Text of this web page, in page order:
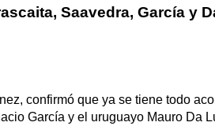
Saavedra, García y
confirmó que ya se tiene todo
García y el uruguayo Mauro Da